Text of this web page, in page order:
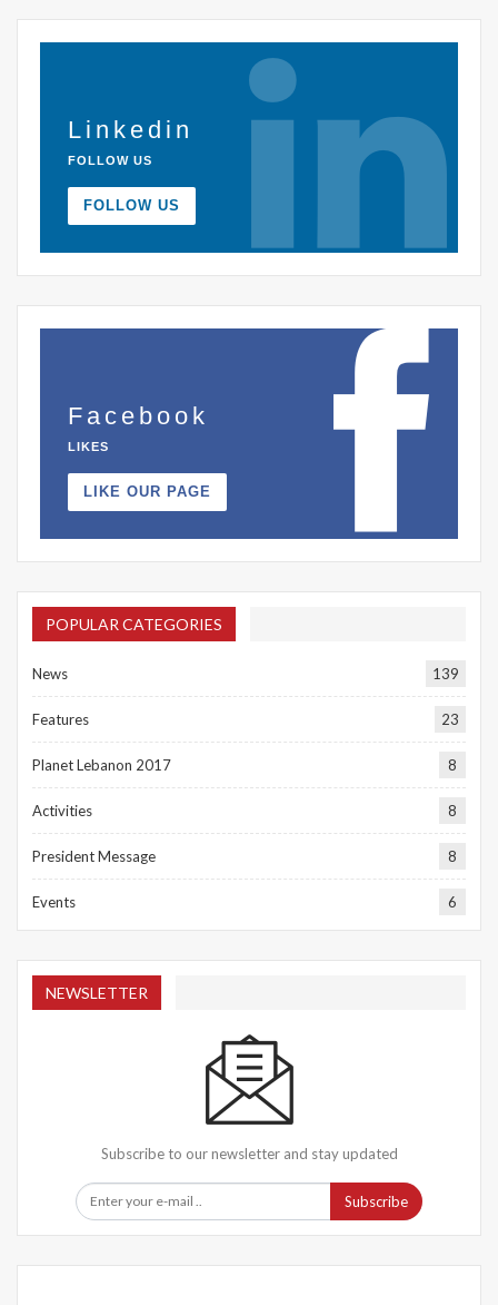
Linkedin
FOLLOW US
FOLLOW US
Facebook
LIKES
LIKE OUR PAGE
POPULAR CATEGORIES
News 139
Features 23
Planet Lebanon 2017 8
Activities 8
President Message 8
Events 6
NEWSLETTER
Subscribe to our newsletter and stay updated
Subscribe